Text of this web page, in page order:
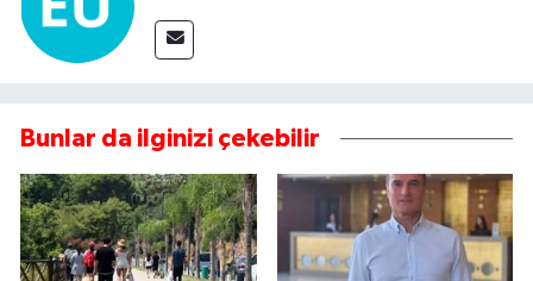
Bunlar da ilginizi çekebilir